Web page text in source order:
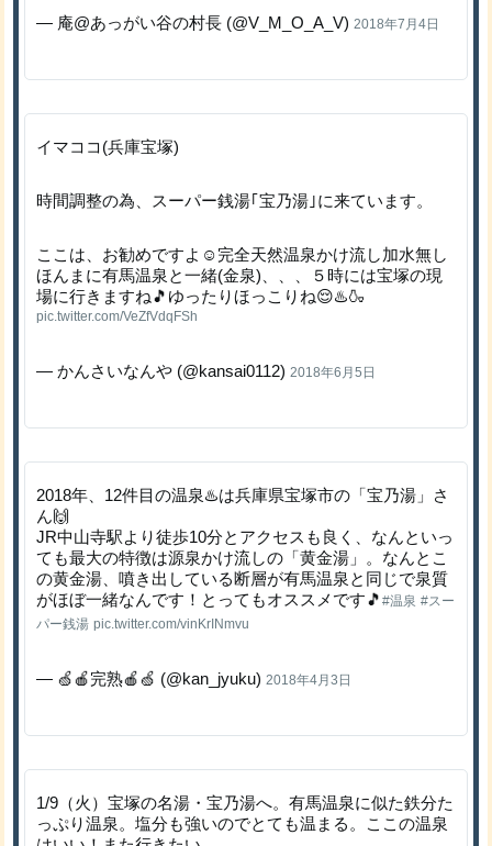
— 庵@あっがい谷の村長 (@V_M_O_A_V) 2018年7月4日
イマココ(兵庫宝塚)
時間調整の為、スーパー銭湯｢宝乃湯｣に来ています。
ここは、お勧めですよ☺️完全天然温泉かけ流し加水無し
ほんまに有馬温泉と一緒(金泉)、、、５時には宝塚の現
場に行きますね🎵ゆったりほっこりね😌♨️🍶
pic.twitter.com/VeZfVdqFSh
— かんさいなんや (@kansai0112) 2018年6月5日
2018年、12件目の温泉♨️は兵庫県宝塚市の「宝乃湯」さ
ん🙌
JR中山寺駅より徒歩10分とアクセスも良く、なんといっ
ても最大の特徴は源泉かけ流しの「黄金湯」。なんとこ
の黄金湯、噴き出している断層が有馬温泉と同じで泉質
がほぼ一緒なんです！とってもオススメです🎵#温泉 #スー
パー銭湯 pic.twitter.com/vinKrINmvu
— 🍏🍎完熟🍎🍏 (@kan_jyuku) 2018年4月3日
1/9（火）宝塚の名湯・宝乃湯へ。有馬温泉に似た鉄分た
っぷり温泉。塩分も強いのでとても温まる。ここの温泉